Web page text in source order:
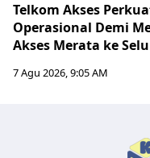
Telkom Akses
Operasional Demi
Akses Merata ke
7 Agu 2026, 9:05 AM